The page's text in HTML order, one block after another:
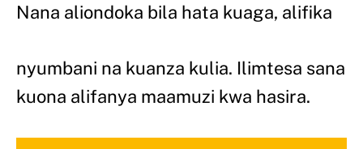
Nana aliondoka bila hata kuaga, alifika
nyumbani na kuanza kulia. Ilimtesa sana
kuona alifanya maamuzi kwa hasira.